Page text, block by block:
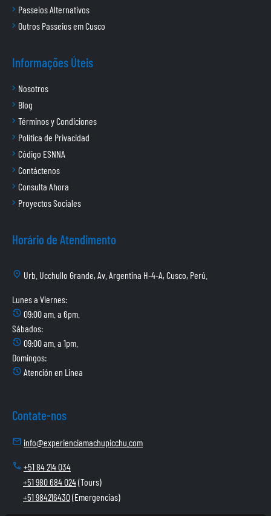
Passeios Alternativos
Outros Passeios em Cusco
Informações Úteis
Nosotros
Blog
Términos y Condiciones
Política de Privacidad
Código ESNNA
Contáctenos
Consulta Ahora
Proyectos Sociales
Horário de Atendimento
location_on Urb. Ucchullo Grande, Av. Argentina H-4-A, Cusco, Perú.
Lunes a Viernes:
history_2 09:00 am. a 6pm.
Sábados:
history_2 09:00 am. a 1pm.
Domingos:
history_2 Atención en Linea
Contate-nos
mail info@experienciamachupicchu.com
call +51 84 214 034
+51 980 684 024(Tours)
+51 984216430(Emergencias)